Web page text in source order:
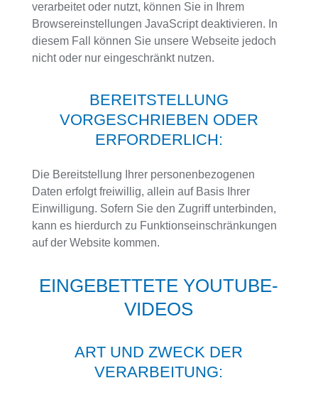
verarbeitet oder nutzt, können Sie in Ihrem
Browsereinstellungen JavaScript deaktivieren. In
diesem Fall können Sie unsere Webseite jedoch
nicht oder nur eingeschränkt nutzen.
BEREITSTELLUNG
VORGESCHRIEBEN ODER
ERFORDERLICH:
Die Bereitstellung Ihrer personenbezogenen
Daten erfolgt freiwillig, allein auf Basis Ihrer
Einwilligung. Sofern Sie den Zugriff unterbinden,
kann es hierdurch zu Funktionseinschränkungen
auf der Website kommen.
EINGEBETTETE YOUTUBE-
VIDEOS
ART UND ZWECK DER
VERARBEITUNG: